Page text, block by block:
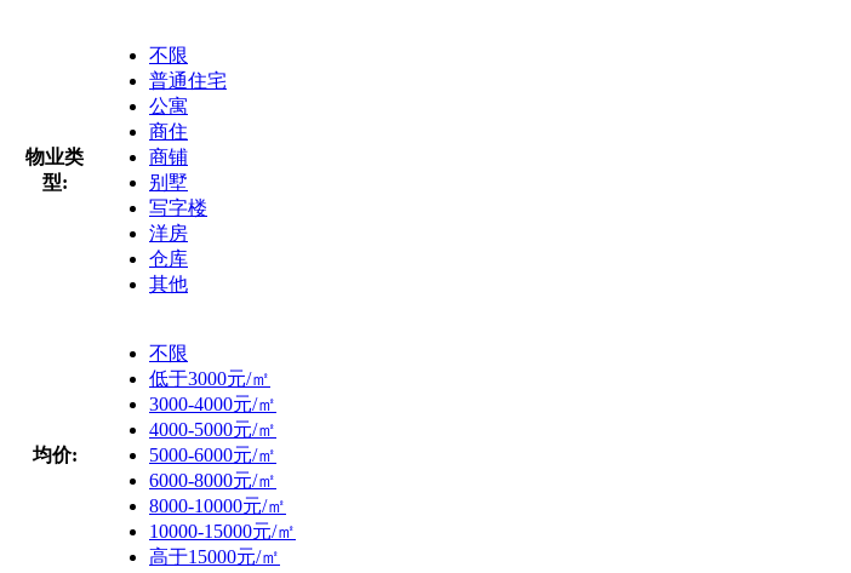
物业类
型:
不限
普通住宅
公寓
商住
商铺
别墅
写字楼
洋房
仓库
其他
均价:
不限
低于3000元/㎡
3000-4000元/㎡
4000-5000元/㎡
5000-6000元/㎡
6000-8000元/㎡
8000-10000元/㎡
10000-15000元/㎡
高于15000元/㎡